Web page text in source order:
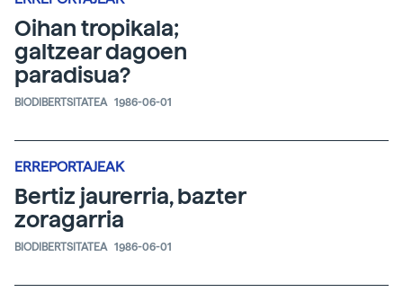
Oihan tropikala;
galtzear dagoen
paradisua?
BIODIBERTSITATEA 1986-06-01
ERREPORTAJEAK
Bertiz jaurerria, bazter
zoragarria
BIODIBERTSITATEA 1986-06-01